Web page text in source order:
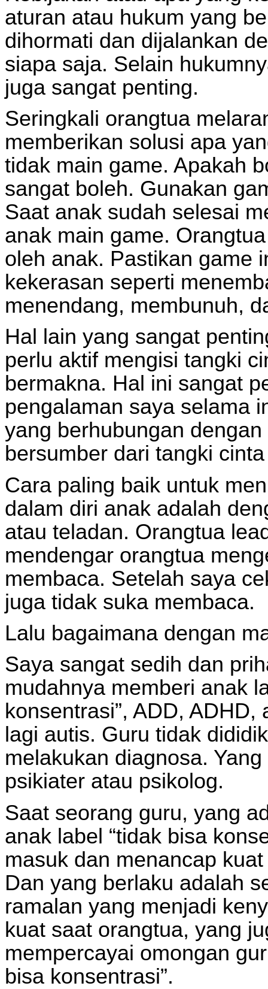
aturan atau hukum yang
dihormati dan dijalankan
siapa saja. Selain
juga sangat penting.
Seringkali orangtua
memberikan solusi apa
tidak main game. Apakah
sangat boleh. Gunakan
Saat anak sudah selesai
anak main game.
oleh anak. Pastikan game
kekerasan seperti
menendang, membunuh,
Hal lain yang sangat
perlu aktif mengisi tangki
bermakna. Hal ini sangat
pengalaman saya selama
yang berhubungan
bersumber dari tangki
Cara paling baik untuk
dalam diri anak adalah
atau teladan. Orangtua
mendengar orangtua
membaca. Setelah saya
juga tidak suka membaca.
Lalu bagaimana dengan
Saya sangat sedih dan
mudahnya memberi anak
konsentrasi”, ADD,
lagi autis. Guru tidak
melakukan diagnosa.
psikiater atau psikolog.
Saat seorang guru, yang
anak label “tidak bisa
masuk dan menancap
Dan yang berlaku adalah
ramalan yang menjadi
kuat saat orangtua, yang
mempercayai omongan
bisa konsentrasi”.